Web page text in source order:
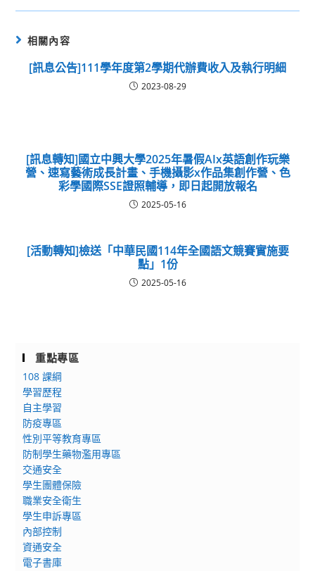
相關內容
[訊息公告]111學年度第2學期代辦費收入及執行明細
2023-08-29
[訊息轉知]國立中興大學2025年暑假AIx英語創作玩樂
營、速寫藝術成長計畫、手機攝影x作品集創作營、色
彩學國際SSE證照輔導，即日起開放報名
2025-05-16
[活動轉知]檢送「中華民國114年全國語文競賽實施要
點」1份
2025-05-16
重點專區
108 課綱
學習歷程
自主學習
防疫專區
性別平等教育專區
防制學生藥物濫用專區
交通安全
學生團體保險
職業安全衛生
學生申訴專區
內部控制
資通安全
電子書庫